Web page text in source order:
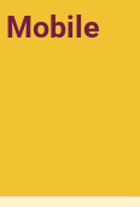
Mobile